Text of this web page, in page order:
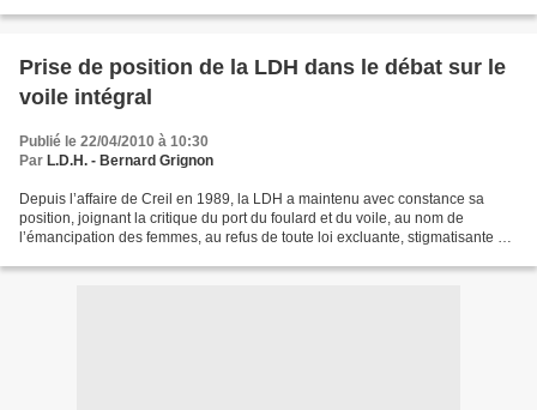
Prise de position de la LDH dans le débat sur le
voile intégral
Publié le 22/04/2010 à 10:30
Par L.D.H. - Bernard Grignon
Depuis l’affaire de Creil en 1989, la LDH a maintenu avec constance sa
position, joignant la critique du port du foulard et du voile, au nom de
l’émancipation des femmes, au refus de toute loi excluante, stigmatisante et